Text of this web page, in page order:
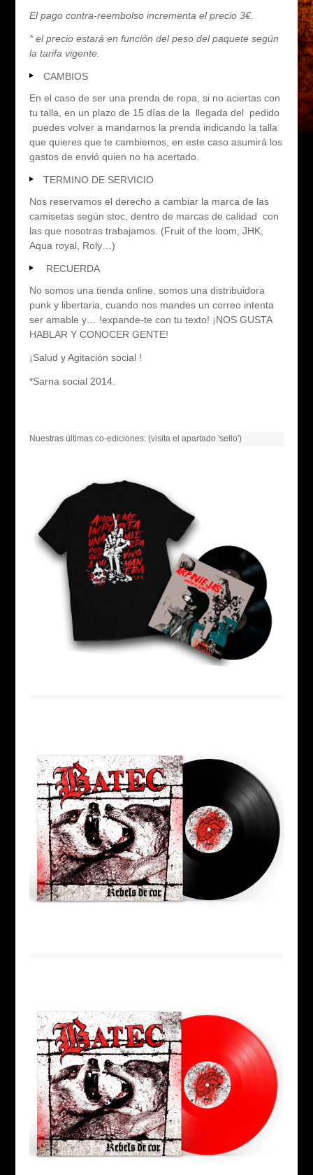
El pago contra-reembolso incrementa el precio 3€.
* el precio estará en función del peso del paquete según
la tarifa vigente.
CAMBIOS
En el caso de ser una prenda de ropa, si no aciertas con
tu talla, en un plazo de 15 días de la llegada del pedido
puedes volver a mandarnos la prenda indicando la talla
que quieres que te cambiemos, en este caso asumirá los
gastos de envió quien no ha acertado.
TERMINO DE SERVICIO
Nos reservamos el derecho a cambiar la marca de las
camisetas según stoc, dentro de marcas de calidad con
las que nosotras trabajamos. (Fruit of the loom, JHK,
Aqua royal, Roly…)
RECUERDA
No somos una tienda online, somos una distribuidora
punk y libertaria, cuando nos mandes un correo intenta
ser amable y… !expande-te con tu texto! ¡NOS GUSTA
HABLAR Y CONOCER GENTE!
¡Salud y Agitación social !
*Sarna social 2014.
Nuestras últimas co-ediciones: (visita el apartado 'sello')